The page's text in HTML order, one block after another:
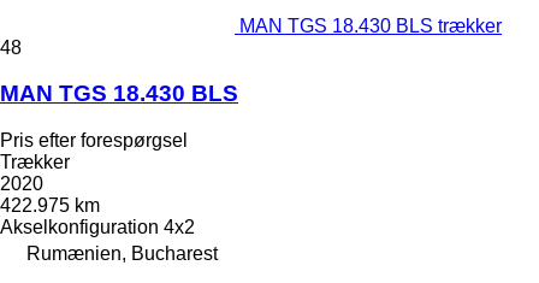
MAN TGS 18.430 BLS trækker
48
MAN TGS 18.430 BLS
Pris efter forespørgsel
Trækker
2020
422.975 km
Akselkonfiguration 4x2
Rumænien, Bucharest